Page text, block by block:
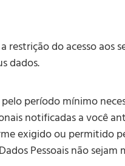
restrição do acesso aos
dados.
período mínimo
notificadas a você
exigido ou permitido
Pessoais não sejam